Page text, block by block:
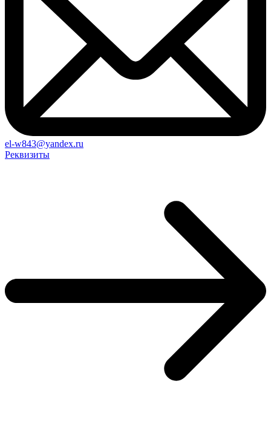
el-w843@yandex.ru
Реквизиты